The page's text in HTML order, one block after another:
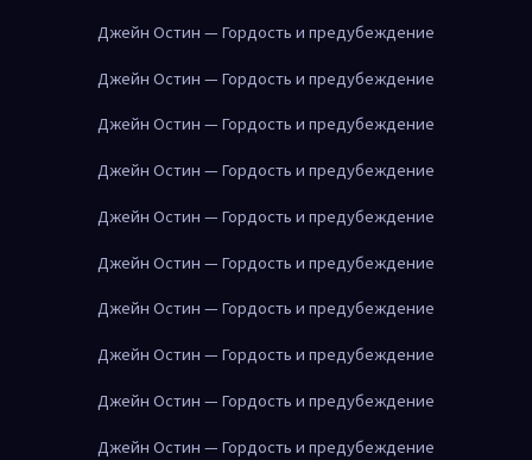
Джейн Остин — Гордость и предубеждение
Джейн Остин — Гордость и предубеждение
Джейн Остин — Гордость и предубеждение
Джейн Остин — Гордость и предубеждение
Джейн Остин — Гордость и предубеждение
Джейн Остин — Гордость и предубеждение
Джейн Остин — Гордость и предубеждение
Джейн Остин — Гордость и предубеждение
Джейн Остин — Гордость и предубеждение
Джейн Остин — Гордость и предубеждение